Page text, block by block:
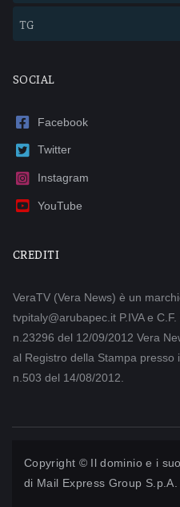
TG
SOCIAL
Facebook
Twitter
Instagram
YouTube
CREDITI
VeraTV (Vera News) è un
tvpitaly@arubapec.it P.IVA e
n.23296 del 12/09/2012 Vera
al Registro della Stampa presso
n.503 del 14/08/2012.
Copyright © Il dominio e i
di Mail Express Group S.p.A.